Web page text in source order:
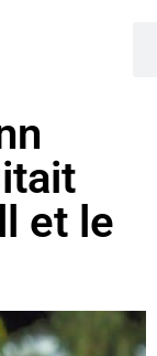
et le